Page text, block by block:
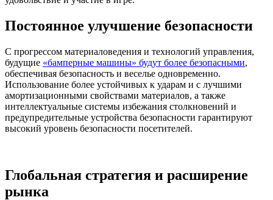
Постоянное улучшение безопасности
С прогрессом материаловедения и технологий управления,
будущие «бамперные машины» будут более безопасными,
обеспечивая безопасность и веселье одновременно.
Использование более устойчивых к ударам и с лучшими
амортизационными свойствами материалов, а также
интеллектуальные системы избежания столкновений и
предупредительные устройства безопасности гарантируют
высокий уровень безопасности посетителей.
Глобальная стратегия и расширение
рынка